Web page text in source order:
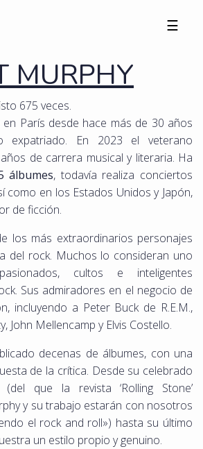
☰
MURPHY
675 veces.
en París desde hace más de 30 años
expatriado. En 2023 el veterano
de carrera musical y literaria. Ha
álbumes, todavía realiza conciertos
como en los Estados Unidos y Japón,
de ficción.
los más extraordinarios personajes
del rock. Muchos lo consideran uno
cultos e inteligentes
Sus admiradores en el negocio de
incluyendo a Peter Buck de R.E.M.,
John Mellencamp y Elvis Costello.
decenas de álbumes, con una
de la crítica. Desde su celebrado
que la revista ‘Rolling Stone’
y su trabajo estarán con nosotros
el rock and roll») hasta su último
un estilo propio y genuino.